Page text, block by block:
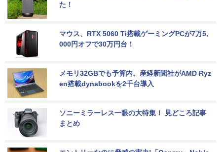
た！
マウス、RTX 5060 Ti搭載ゲーミングPCが7万5,
000円オフで30万円台！
メモリ32GBでも予算内。産経新聞社がAMD Ryz
en搭載dynabookを2千台導入
ソニーミラーレス一眼の大特集！ 見どころ記事
まとめ